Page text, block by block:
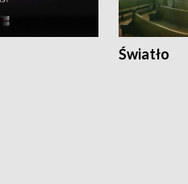
Światło